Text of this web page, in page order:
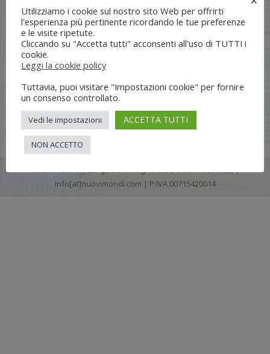
Flli UNIA s.n.c. | Lungo Dora Voghera 28/d Torino (10122) |
info[at]nuovimondi.com | P.IVA 00715420014
Utilizziamo i cookie sul nostro sito Web per offrirti
l'esperienza più pertinente ricordando le tue preferenze
e le visite ripetute.
Cliccando su "Accetta tutti" acconsenti all'uso di TUTTI i
cookie.
Leggi la cookie policy
Tuttavia, puoi visitare "Impostazioni cookie" per fornire
un consenso controllato.
Vedi le impostazioni ACCETTA TUTTI
NON ACCETTO